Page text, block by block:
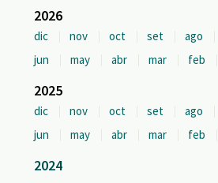
2026
dic nov oct set ago
jun
may abr mar feb
2025
dic nov oct set ago
jun
may abr mar feb
2024